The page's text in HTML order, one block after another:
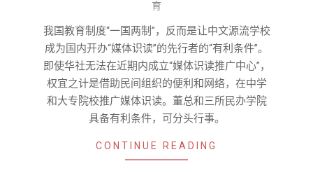
25
育
我国教育制度“一国两制”，反而是让中文源流学校
成为国内开办“媒体识读”的先行者的“有利条件”。
即使华社无法在近期内成立“媒体识读推广中心”，
权宜之计是借助民间组织的便利和网络，在中学
和大专院校推广媒体识读。董总和三所民办学院
具备有利条件，可分头行事。
CONTINUE READING